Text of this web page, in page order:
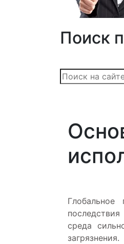
Поиск
Глобальное
среда